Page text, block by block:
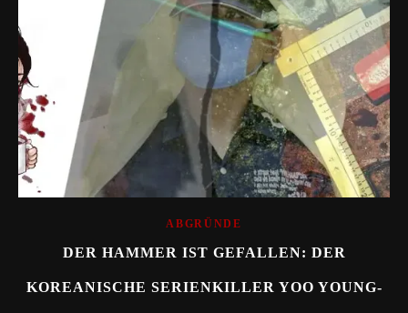
ABGRÜNDE
DER HAMMER IST GEFALLEN: DER
KOREANISCHE SERIENKILLER YOO YOUNG-